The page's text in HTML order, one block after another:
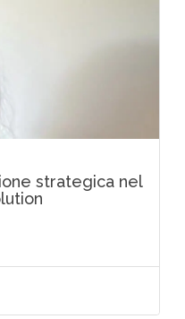
strategica nel